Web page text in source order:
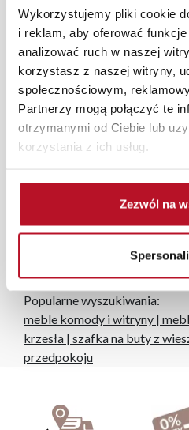
Wykorzystujemy pliki cookie
i reklam, aby oferować
analizować ruch w naszej
korzystasz z naszej witryny,
społecznościowym,
Partnerzy mogą połączyć te
otrzymanymi od Ciebie lub
korzystania z ich usług.
Zezwól na
aranżacji mebli, a nasi
programu Planer 3D
przygotują kompleksową
pomieszczenia wraz z
złożone w sklepie
roboczych na terenie całej
zamówień internetowych czas
roboczych, również na terenie
niezależnie od miejsca
Zdjęcia produktów mają
Rzeczywiste kolory i
się od widocznych na ekranie,
Popularne wyszukiwania:
meble komody i witryny |
krzesła | szafka na buty z
przedpokoju